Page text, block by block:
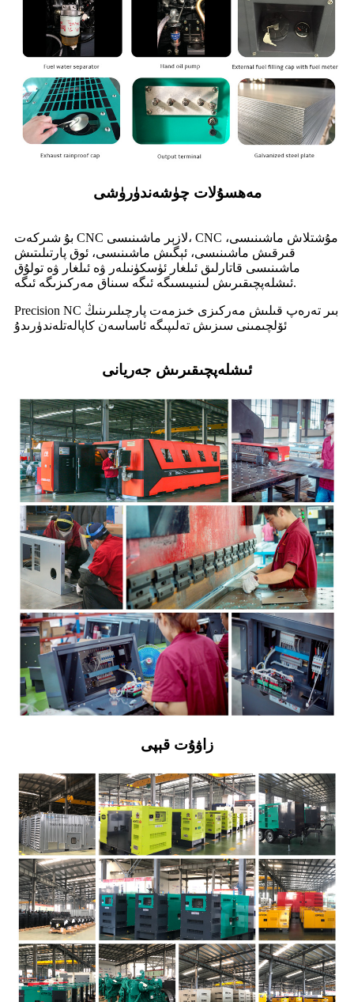
مەھسۇلات چۈشەندۈرۈشى
بۇ شىركەت CNC لازېر ماشىنىسى، CNC مۇشتلاش ماشىنىسى،
قىرقىش ماشىنىسى، ئېگىش ماشىنىسى، ئوق پارتىلىتىش
ماشىنىسى قاتارلىق ئىلغار ئۈسكۈنىلەر ۋە ئىلغار ۋە تولۇق
ئىشلەپچىقىرىش لىنىيىسىگە ئىگە سىناق مەركىزىگە ئىگە.
Precision NC بىر تەرەپ قىلىش مەركىزى خىزمەت پارچىلىرىنىڭ
ئۆلچىمىنى سىزىش تەلىپىگە ئاساسەن كاپالەتلەندۈرىدۇ
ئىشلەپچىقىرىش جەريانى
زاۋۇت قېپى